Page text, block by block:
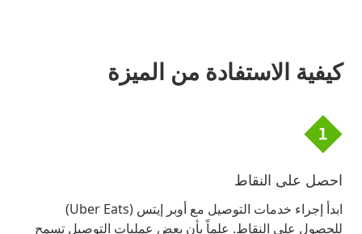
كيفية الاستفادة من الميزة
احصل على النقاط
ابدأ إجراء خدمات التوصيل مع أوبر إيتس (Uber Eats)
للحصول على النقاط. علماً بأن بعض عمليات التوصيل تسمح